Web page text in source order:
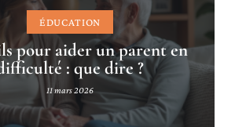
ÉDUCATION
pour aider un parent en
: que dire ?
11 mars 2026